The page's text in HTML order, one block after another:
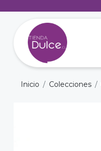
Inicio Colecciones